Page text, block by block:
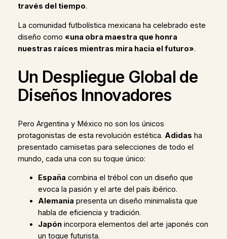
través del tiempo.
La comunidad futbolística mexicana ha celebrado este
diseño como «una obra maestra que honra
nuestras raíces mientras mira hacia el futuro».
Un Despliegue Global de
Diseños Innovadores
Pero Argentina y México no son los únicos
protagonistas de esta revolución estética. Adidas ha
presentado camisetas para selecciones de todo el
mundo, cada una con su toque único:
España combina el trébol con un diseño que
evoca la pasión y el arte del país ibérico.
Alemania presenta un diseño minimalista que
habla de eficiencia y tradición.
Japónincorpora elementos del arte japonés con
un toque futurista.